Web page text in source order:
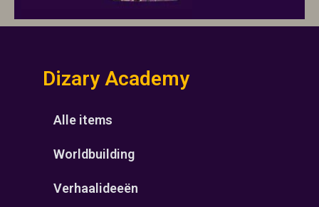
Dizary Academy
Alle items
Worldbuilding
Verhaalideeën